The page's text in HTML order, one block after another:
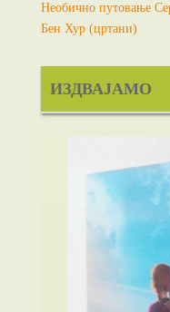
Необично путовање
Бен Хур (цртани)
ИЗДВАЈАМО